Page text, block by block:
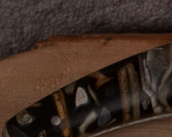
Aller
au
contenu
principal